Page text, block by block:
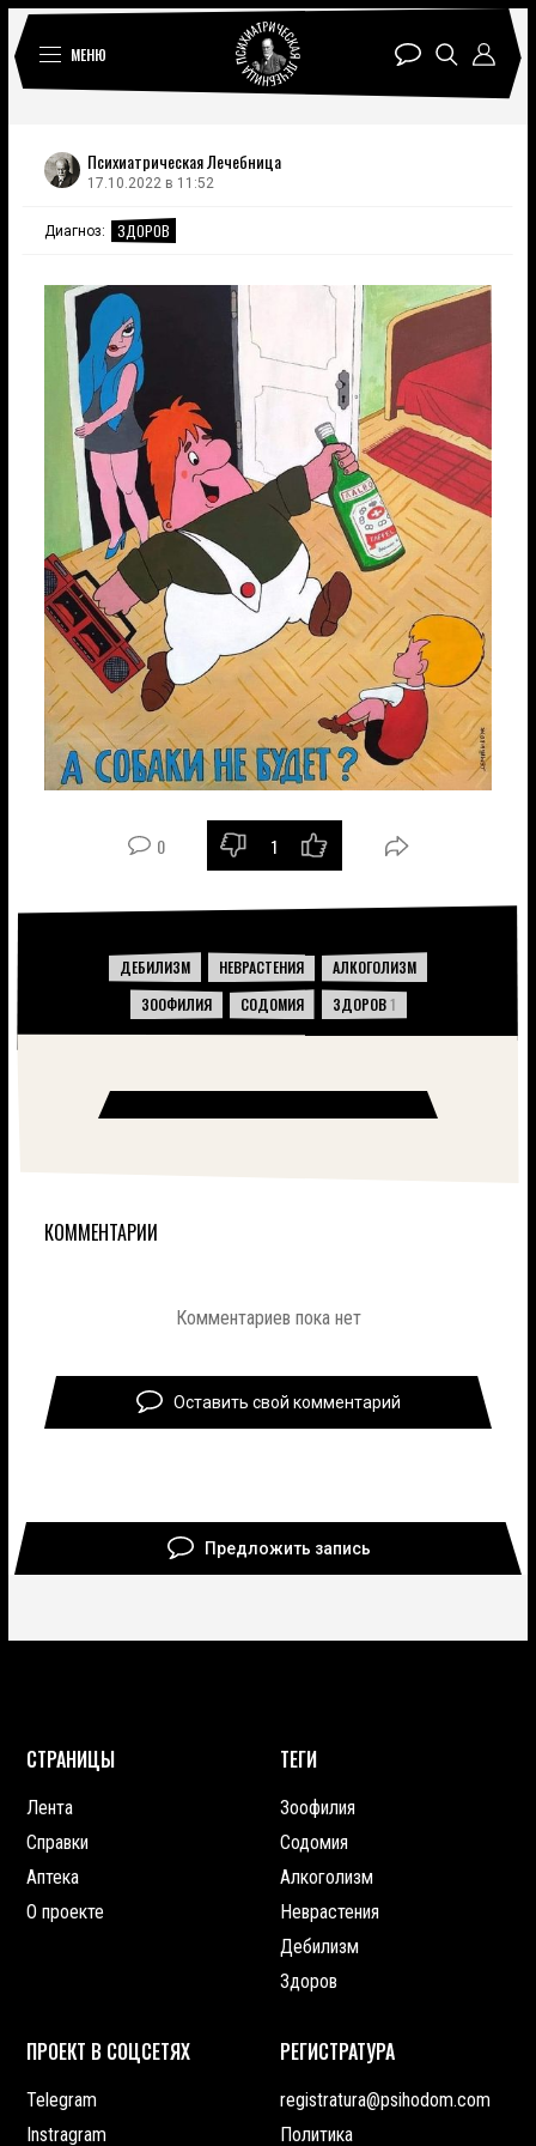
МЕНЮ
Психиатрическая Лечебница
17.10.2022 в 11:52
Диагноз: ЗДОРОВ
0 - 1 +
ДЕБИЛИЗМ НЕВРАСТЕНИЯ
АЛКОГОЛИЗМ
ЗООФИЛИЯ
СОДОМИЯ ЗДОРОВ1
КОММЕНТАРИИ
Оставить свой комментарий
Комментариев пока нет
Предложить запись
СТРАНИЦЫ
Лента
Справки
Аптека
О проекте
ТЕГИ
Зоофилия
Содомия
Алкоголизм
Неврастения
Дебилизм
Здоров
ПРОЕКТ В СОЦСЕТЯХ
Telegram
Instragram
РЕГИСТРАТУРА
registratura@psihodom.com
Политика